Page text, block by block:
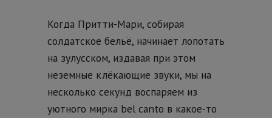
Когда Притти-Мари, собирая
солдатское бельё, начинает лопотать
на зулусском, издавая при этом
неземные клёкающие звуки, мы на
несколько секунд воспаряем из
уютного мирка bel canto в какое-то